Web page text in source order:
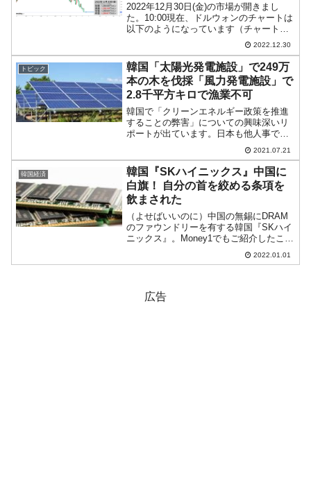
2022年12月30日(金)の市場が開きまし
た。10:00現在、ドルウォンのチャートは
以下のようになっています（チャートは
『Investing.com』より引用）。前日は結
局長い陰線になりました。支えきれずに
「1ドル＝1,260ウォン」まで...
2022.12.30
トピック
韓国「太陽光発電施設」で249万
本の木を伐採「風力発電施設」で
2.8千平方キロで漁業不可
韓国で「クリーンエネルギー政策を推進
することの弊害」についての興味深いリ
ポートが出ています。日本も他人事では
なく、大いに参考になりますのでご紹介
します。⇒参照・引用元：『Global
Forest Watch』公式サイト大本のデータ
は、『W...
2021.07.21
韓国経済
韓国『SKハイニックス』中国に
白旗！ 自分の首を絞める条項を
飲まされた
（よせばいいのに）中国の無錫にDRAM
のファウンドリーを有する韓国『SKハイ
ニックス』。Money1でもご紹介したこと
がありますが、同社は『Intel（インテ
ル）』の事業を10兆3,000億ウォン（約
2022.01.01
広告